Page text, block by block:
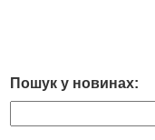
Пошук у новинах: